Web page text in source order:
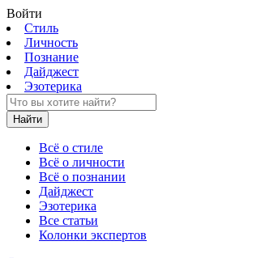
Войти
Стиль
Личность
Познание
Дайджест
Эзотерика
Найти
Всё о стиле
Всё о личности
Всё о познании
Дайджест
Эзотерика
Все статьи
Колонки экспертов